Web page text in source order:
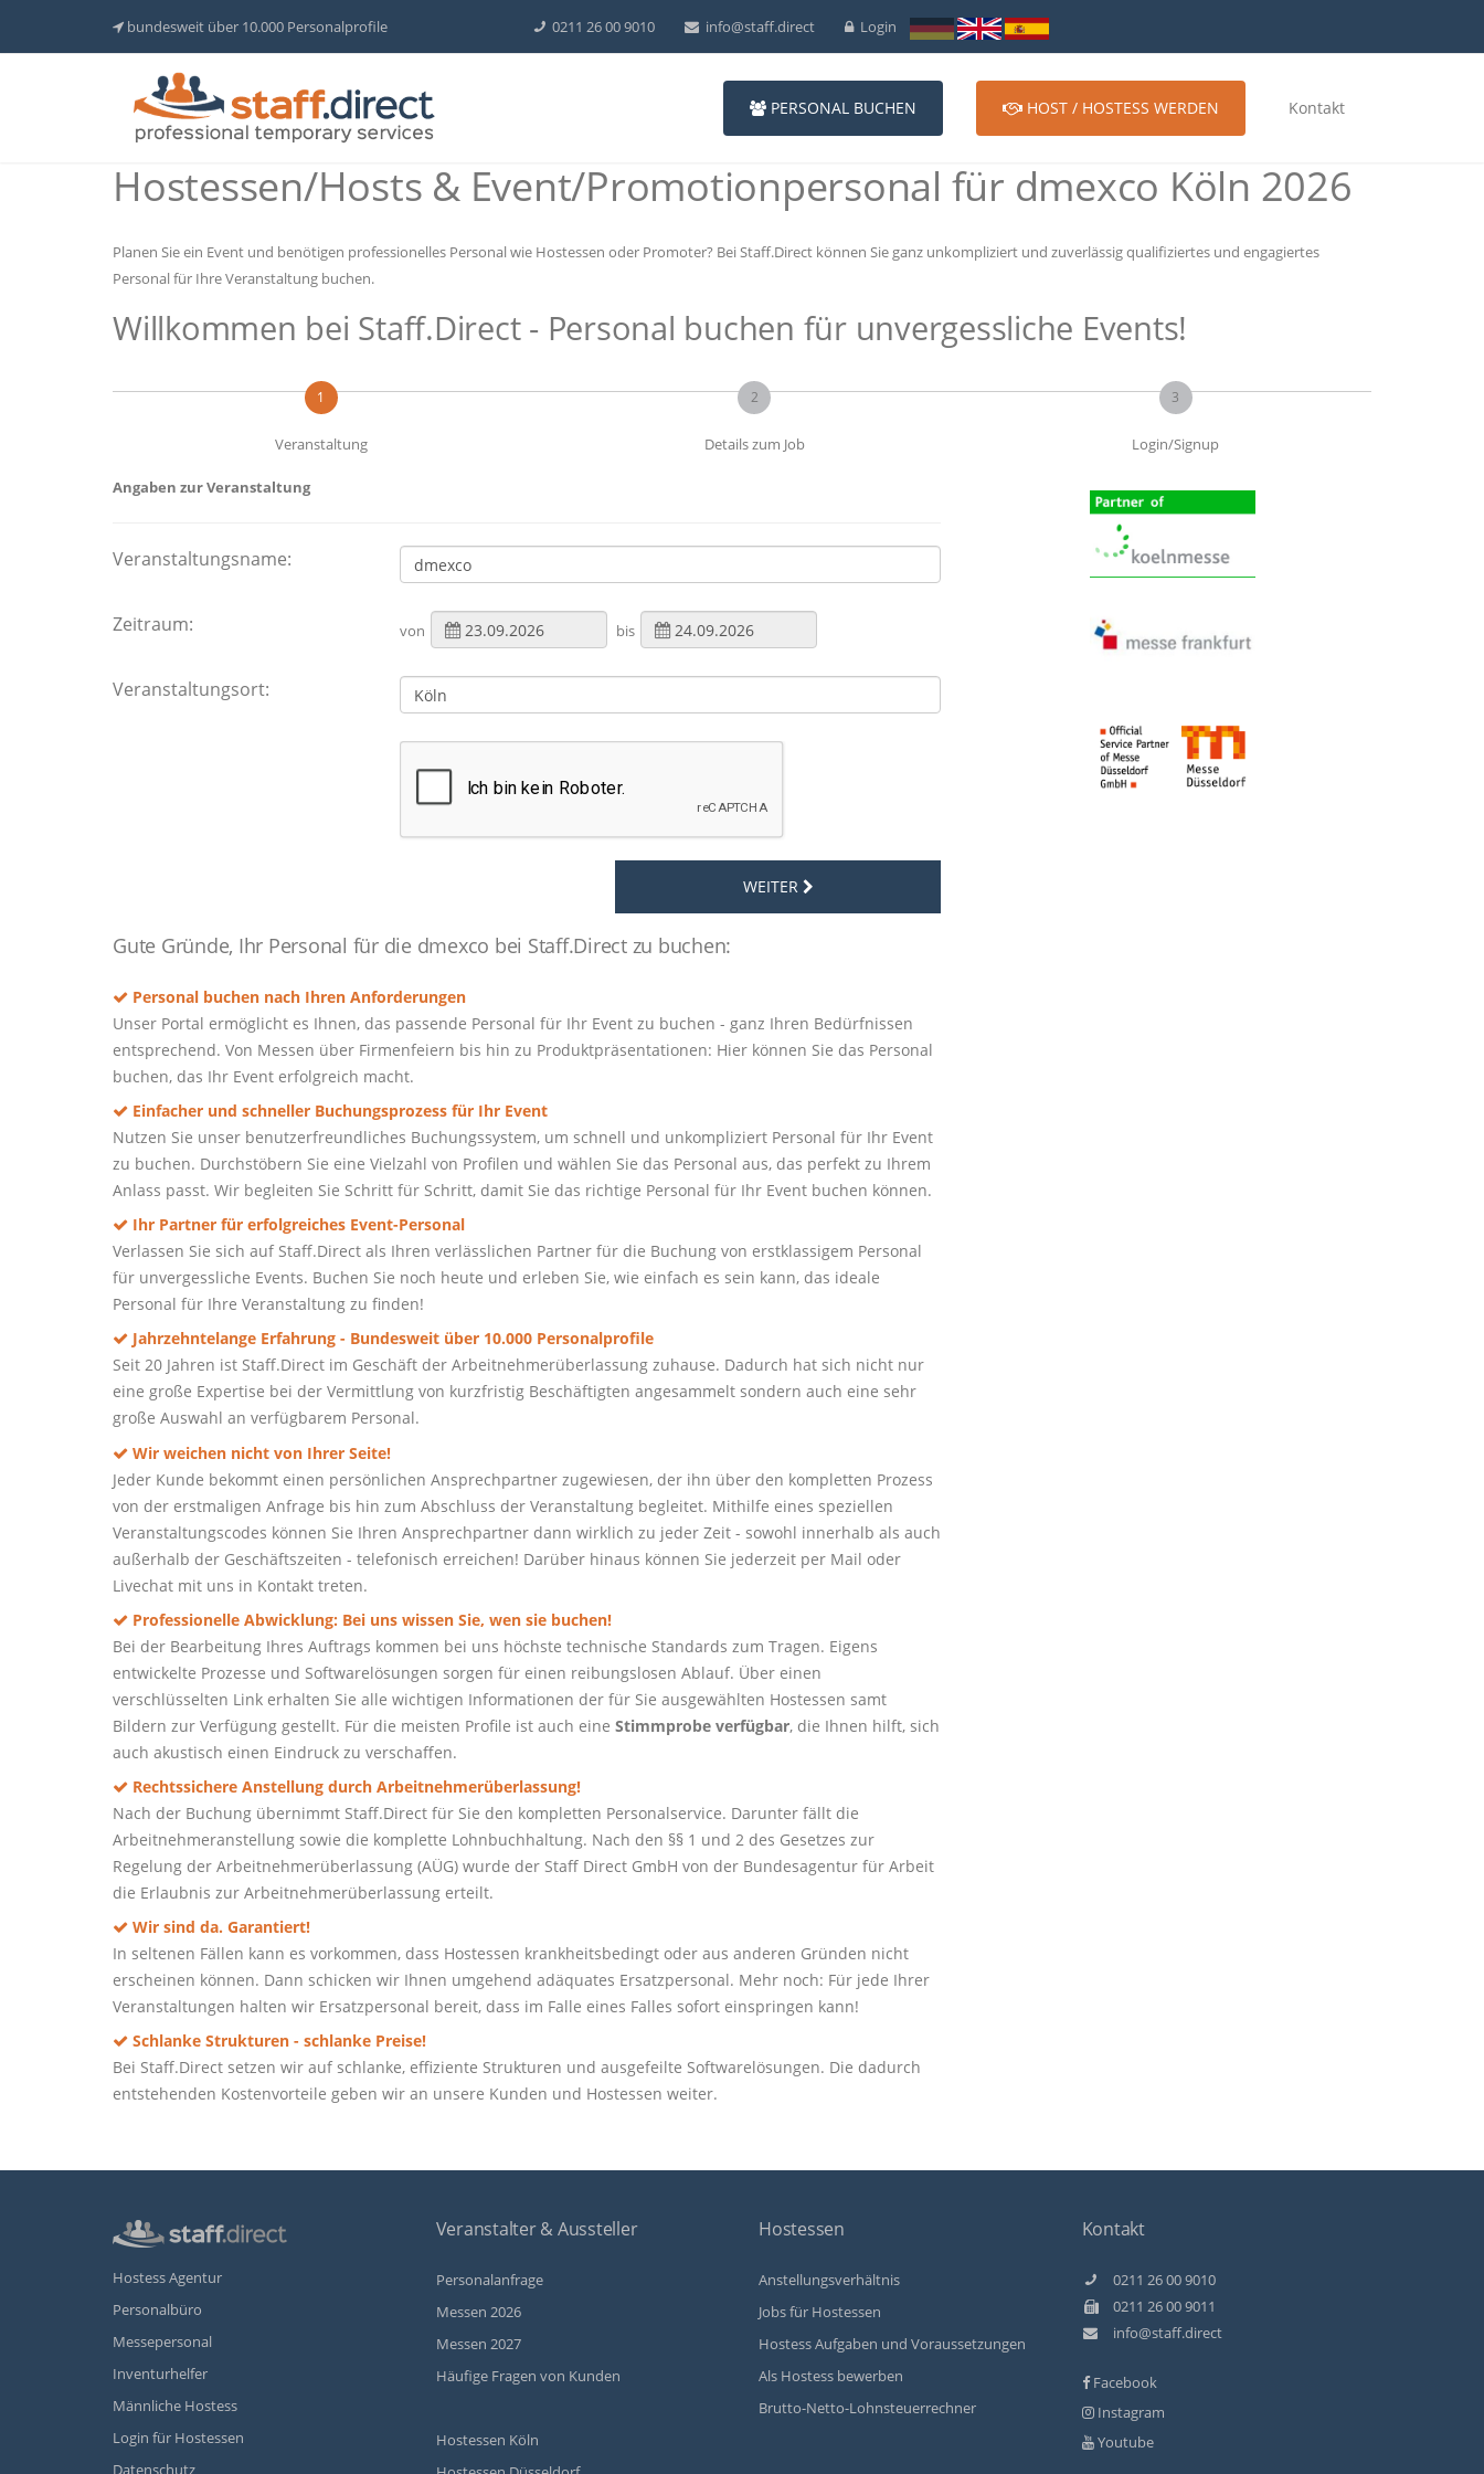
bundesweit über 10.000 Personalprofile 0211 26 00 9010 info@staff.direct Login
PERSONAL BUCHEN HOST / HOSTESS WERDEN Kontakt
Hostessen/Hosts & Event/Promotionpersonal für dmexco Köln 2026
Planen Sie ein Event und benötigen professionelles Personal wie Hostessen oder Promoter? Bei Staff.Direct können Sie ganz unkompliziert und zuverlässig qualifiziertes und engagiertes
Personal für Ihre Veranstaltung buchen.
Willkommen bei Staff.Direct - Personal buchen für unvergessliche Events!
1
Veranstaltung
2
Details zum Job
3
Login/Signup
Angaben zur Veranstaltung
Veranstaltungsname:
Zeitraum: von bis
Veranstaltungsort:
WEITER
Gute Gründe, Ihr Personal für die dmexco bei Staff.Direct zu buchen:
Personal buchen nach Ihren Anforderungen
Unser Portal ermöglicht es Ihnen, das passende Personal für Ihr Event zu buchen - ganz Ihren Bedürfnissen
entsprechend. Von Messen über Firmenfeiern bis hin zu Produktpräsentationen: Hier können Sie das Personal
buchen, das Ihr Event erfolgreich macht.
Einfacher und schneller Buchungsprozess für Ihr Event
Nutzen Sie unser benutzerfreundliches Buchungssystem, um schnell und unkompliziert Personal für Ihr Event
zu buchen. Durchstöbern Sie eine Vielzahl von Profilen und wählen Sie das Personal aus, das perfekt zu Ihrem
Anlass passt. Wir begleiten Sie Schritt für Schritt, damit Sie das richtige Personal für Ihr Event buchen können.
Ihr Partner für erfolgreiches Event-Personal
Verlassen Sie sich auf Staff.Direct als Ihren verlässlichen Partner für die Buchung von erstklassigem Personal
für unvergessliche Events. Buchen Sie noch heute und erleben Sie, wie einfach es sein kann, das ideale
Personal für Ihre Veranstaltung zu finden!
Jahrzehntelange Erfahrung - Bundesweit über 10.000 Personalprofile
Seit 20 Jahren ist Staff.Direct im Geschäft der Arbeitnehmerüberlassung zuhause. Dadurch hat sich nicht nur
eine große Expertise bei der Vermittlung von kurzfristig Beschäftigten angesammelt sondern auch eine sehr
große Auswahl an verfügbarem Personal.
Wir weichen nicht von Ihrer Seite!
Jeder Kunde bekommt einen persönlichen Ansprechpartner zugewiesen, der ihn über den kompletten Prozess
von der erstmaligen Anfrage bis hin zum Abschluss der Veranstaltung begleitet. Mithilfe eines speziellen
Veranstaltungscodes können Sie Ihren Ansprechpartner dann wirklich zu jeder Zeit - sowohl innerhalb als auch
außerhalb der Geschäftszeiten - telefonisch erreichen! Darüber hinaus können Sie jederzeit per Mail oder
Livechat mit uns in Kontakt treten.
Professionelle Abwicklung: Bei uns wissen Sie, wen sie buchen!
Bei der Bearbeitung Ihres Auftrags kommen bei uns höchste technische Standards zum Tragen. Eigens
entwickelte Prozesse und Softwarelösungen sorgen für einen reibungslosen Ablauf. Über einen
verschlüsselten Link erhalten Sie alle wichtigen Informationen der für Sie ausgewählten Hostessen samt
Bildern zur Verfügung gestellt. Für die meisten Profile ist auch eine Stimmprobe verfügbar, die Ihnen hilft, sich
auch akustisch einen Eindruck zu verschaffen.
Rechtssichere Anstellung durch Arbeitnehmerüberlassung!
Nach der Buchung übernimmt Staff.Direct für Sie den kompletten Personalservice. Darunter fällt die
Arbeitnehmeranstellung sowie die komplette Lohnbuchhaltung. Nach den §§ 1 und 2 des Gesetzes zur
Regelung der Arbeitnehmerüberlassung (AÜG) wurde der Staff Direct GmbH von der Bundesagentur für Arbeit
die Erlaubnis zur Arbeitnehmerüberlassung erteilt.
Wir sind da. Garantiert!
In seltenen Fällen kann es vorkommen, dass Hostessen krankheitsbedingt oder aus anderen Gründen nicht
erscheinen können. Dann schicken wir Ihnen umgehend adäquates Ersatzpersonal. Mehr noch: Für jede Ihrer
Veranstaltungen halten wir Ersatzpersonal bereit, dass im Falle eines Falles sofort einspringen kann!
Schlanke Strukturen - schlanke Preise!
Bei Staff.Direct setzen wir auf schlanke, effiziente Strukturen und ausgefeilte Softwarelösungen. Die dadurch
entstehenden Kostenvorteile geben wir an unsere Kunden und Hostessen weiter.
Hostess Agentur
Personalbüro
Messepersonal
Inventurhelfer
Männliche Hostess
Login für Hostessen
Datenschutz
Veranstalter & Aussteller
Personalanfrage
Messen 2026
Messen 2027
Häufige Fragen von Kunden
Hostessen Köln
Hostessen
Anstellungsverhältnis
Jobs für Hostessen
Hostess Aufgaben und Voraussetzungen
Als Hostess bewerben
Brutto-Netto-Lohnsteuerrechner
Kontakt
0211 26 00 9010
0211 26 00 9011
info@staff.direct
Facebook
Instagram
Youtube